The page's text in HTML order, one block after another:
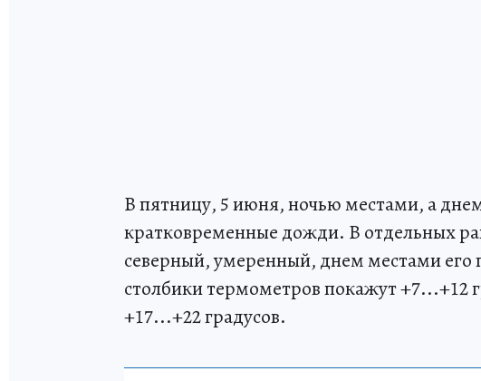
В пятницу, 5 июня, ночью местами, а
кратковременные дожди. В отдельных
северный, умеренный, днем местами
столбики термометров покажут +7...+12
+17...+22 градусов.